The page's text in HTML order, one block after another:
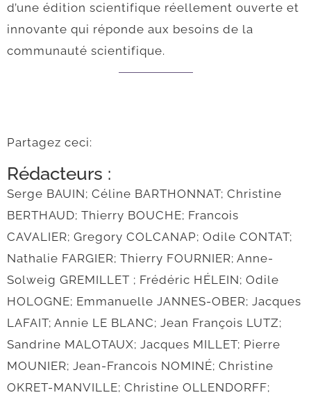
d’une édition scientifique réellement ouverte et
innovante qui réponde aux besoins de la
communauté scientifique.
Partagez ceci:
Rédacteurs :
Serge BAUIN; Céline BARTHONNAT; Christine
BERTHAUD; Thierry BOUCHE; Francois
CAVALIER; Gregory COLCANAP; Odile CONTAT;
Nathalie FARGIER; Thierry FOURNIER; Anne-
Solweig GREMILLET ; Frédéric HÉLEIN; Odile
HOLOGNE; Emmanuelle JANNES-OBER; Jacques
LAFAIT; Annie LE BLANC; Jean François LUTZ;
Sandrine MALOTAUX; Jacques MILLET; Pierre
MOUNIER; Jean-Francois NOMINÉ; Christine
OKRET-MANVILLE; Christine OLLENDORFF;